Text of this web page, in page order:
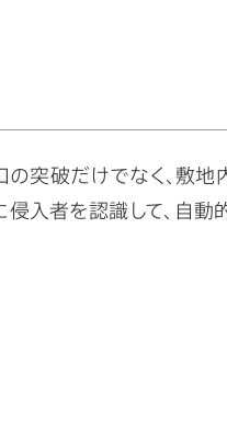
突破だけでなく、敷地
入者を認識して、自